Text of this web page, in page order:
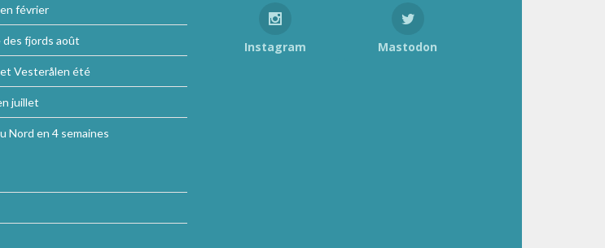
février
des fjords août
Vesterålen été
juillet
Nord en 4 semaines
Instagram Mastodon